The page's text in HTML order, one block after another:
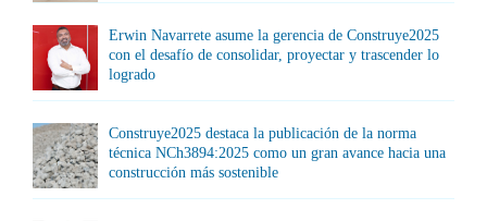
Erwin Navarrete asume la gerencia de Construye2025
con el desafío de consolidar, proyectar y trascender lo
logrado
Construye2025 destaca la publicación de la norma
técnica NCh3894:2025 como un gran avance hacia una
construcción más sostenible